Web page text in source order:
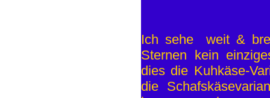
Ich sehe weit &
Sternen kein
dies die Kuhkäse-
die